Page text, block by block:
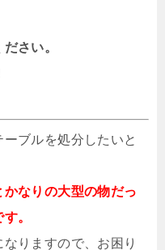
さい。
ブルを処分したいと
なりの大型の物だっ
。
りますので、お困り